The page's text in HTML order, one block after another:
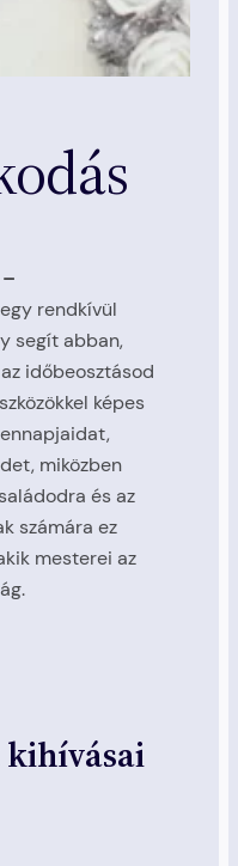
egy rendkívül
segít abban,
időbeosztásod
képes
miközben
és az
számára ez
mesterei az